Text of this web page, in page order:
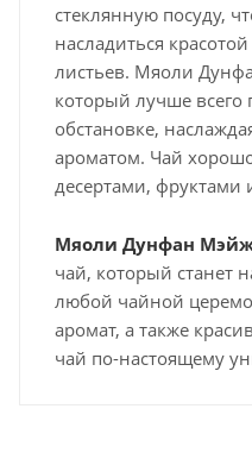
стеклянную посуду,
насладиться
листьев. Мяоли
который лучше всего
обстановке,
ароматом. Чай
десертами, фруктами
Мяоли Дунфан
чай, который станет
любой чайной
аромат, а также
чай по-настоящему